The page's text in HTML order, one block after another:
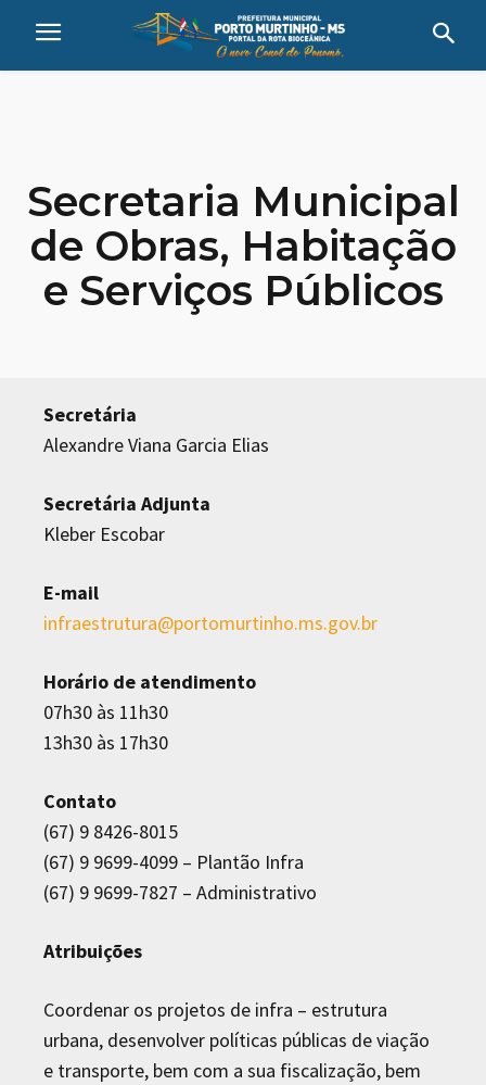
Secretaria Municipal
de Obras, Habitação
e Serviços Públicos
Secretária
Alexandre Viana Garcia Elias
Secretária Adjunta
Kleber Escobar
E-mail
infraestrutura@portomurtinho.ms.gov.br
Horário de atendimento
07h30 às 11h30
13h30 às 17h30
Contato
(67) 9 8426-8015
(67) 9 9699-4099 – Plantão Infra
(67) 9 9699-7827 – Administrativo
Atribuições
Coordenar os projetos de infra – estrutura
urbana, desenvolver políticas públicas de viação
e transporte, bem com a sua fiscalização, bem